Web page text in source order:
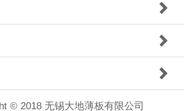
© 2018 无锡大地薄板有限公司